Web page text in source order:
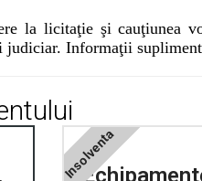
la licitaţie şi cauţiunea
Informaţii
Cluj Insolventa